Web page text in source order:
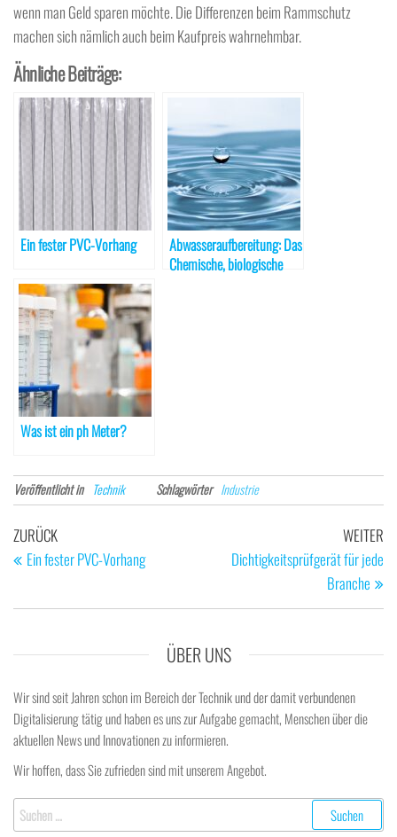
wenn man Geld sparen möchte. Die Differenzen beim Rammschutz
machen sich nämlich auch beim Kaufpreis wahrnehmbar.
Ähnliche Beiträge:
Ein fester PVC-Vorhang
Abwasseraufbereitung: Das
Chemische, biologische
Was ist ein ph Meter?
Veröffentlicht in Technik Schlagwörter Industrie
Beitragsnavigation
Vorheriger
Beitrag
ZURÜCK
Ein fester PVC-Vorhang
WEITER
Dichtigkeitsprüfgerät für jede
Branche
ÜBER UNS
Wir sind seit Jahren schon im Bereich der Technik und der damit verbundenen
Digitalisierung tätig und haben es uns zur Aufgabe gemacht, Menschen über die
aktuellen News und Innovationen zu informieren.
Wir hoffen, dass Sie zufrieden sind mit unserem Angebot.
Suchen
nach: